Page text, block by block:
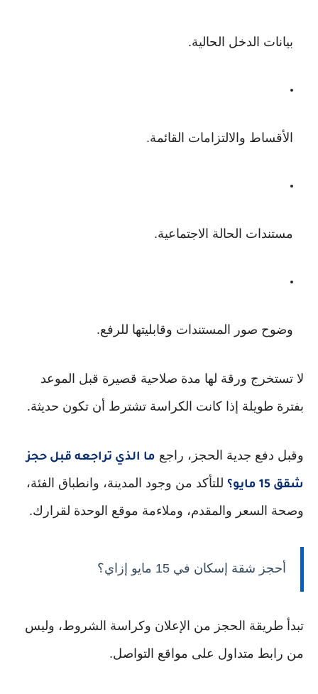
بيانات الدخل الحالية.
الأقساط والالتزامات القائمة.
مستندات الحالة الاجتماعية.
وضوح صور المستندات وقابليتها للرفع.
لا تستخرج ورقة لها مدة صلاحية قصيرة قبل الموعد
بفترة طويلة إذا كانت الكراسة تشترط أن تكون حديثة.
وقبل دفع جدية الحجز، راجع ما الذي تراجعه قبل حجز
شقق 15 مايو؟
للتأكد من وجود المدينة، وانطباق الفئة،
وصحة السعر والمقدم، وملاءمة موقع الوحدة لقرارك.
أحجز شقة إسكان في 15 مايو إزاي؟
تبدأ طريقة الحجز من الإعلان وكراسة الشروط، وليس
من رابط متداول على مواقع التواصل.